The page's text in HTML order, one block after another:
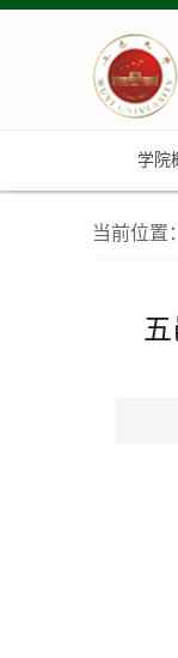
学院
当前位置